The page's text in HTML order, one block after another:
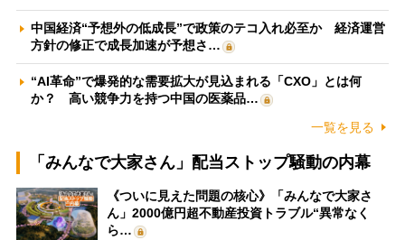
中国経済“予想外の低成長”で政策のテコ入れ必至か 経済運営
方針の修正で成長加速が予想さ…
“AI革命”で爆発的な需要拡大が見込まれる「CXO」とは何
か？ 高い競争力を持つ中国の医薬品…
一覧を見る
「みんなで大家さん」配当ストップ騒動の内幕
《ついに見えた問題の核心》「みんなで大家さ
ん」2000億円超不動産投資トラブル“異常なく
ら…